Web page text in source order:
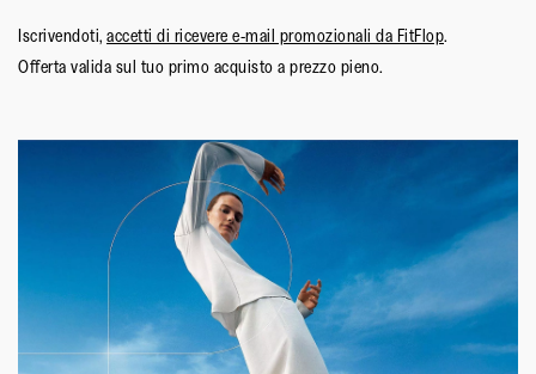
Iscrivendoti, accetti di ricevere e-mail promozionali da FitFlop.
Offerta valida sul tuo primo acquisto a prezzo pieno.